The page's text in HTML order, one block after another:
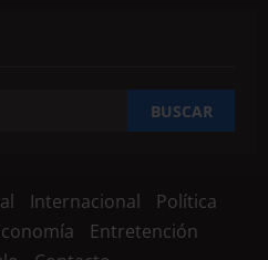
Internacional
Política
Entretención